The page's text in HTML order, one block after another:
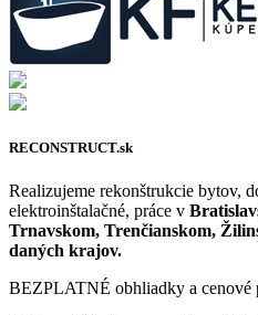
RECONSTRUCT.sk
Realizujeme rekonštrukcie bytov,
elektroinštalačné, práce v
Trnavskom, Trenčianskom,
daných krajov.
BEZPLATNÉ obhliadky a cenové